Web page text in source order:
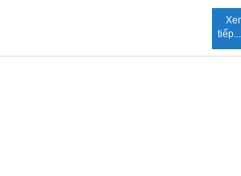
tiếp...